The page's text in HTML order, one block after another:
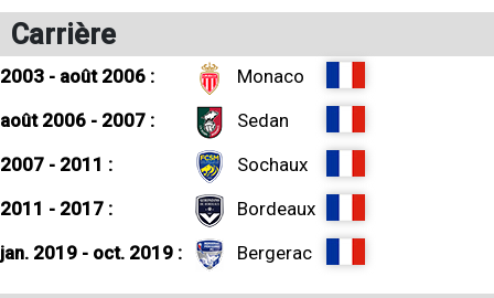
Carrière
2003 - août 2006 :
Monaco
août 2006 - 2007 :
Sedan
2007 - 2011 :
Sochaux
2011 - 2017 :
Bordeaux
jan. 2019 - oct. 2019 :
Bergerac